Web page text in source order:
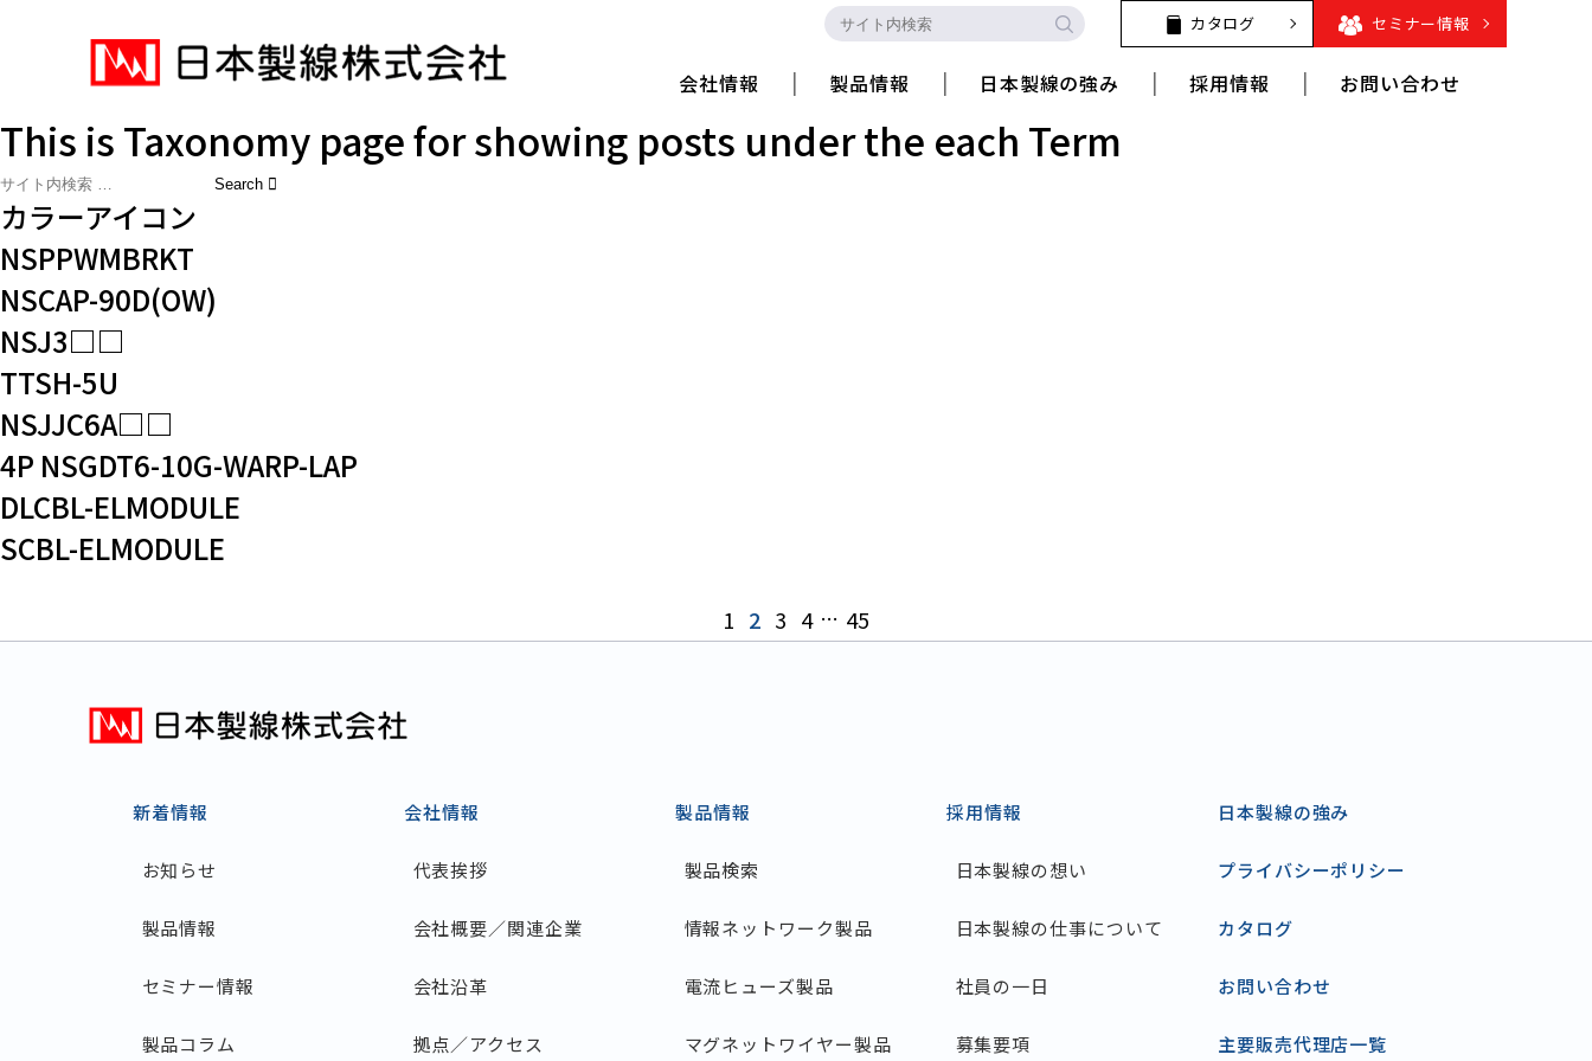
カタログ セミナー情報
会社情報 製品情報 日本製線の強み 採用情報 お問い合わせ
This is Taxonomy page for showing posts under the each Term
カラーアイコン
NSPPWMBRKT
NSCAP-90D(OW)
NSJ3□□
TTSH-5U
NSJJC6A□□
4P NSGDT6-10G-WARP-LAP
DLCBL-ELMODULE
SCBL-ELMODULE
1 2 3 4 … 45
新着情報
お知らせ
製品情報
セミナー情報
製品コラム
会社情報
代表挨拶
会社概要／関連企業
会社沿革
拠点／アクセス
製品情報
製品検索
情報ネットワーク製品
電流ヒューズ製品
マグネットワイヤー製品
採用情報
日本製線の想い
日本製線の仕事について
社員の一日
募集要項
日本製線の強み
プライバシーポリシー
カタログ
お問い合わせ
主要販売代理店一覧